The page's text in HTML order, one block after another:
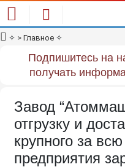
✧ > Главное ✧
Подпишитесь на
получать
Завод
отгрузку и
крупного за
предприятия